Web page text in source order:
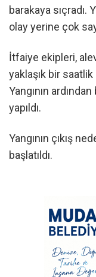
barakaya sıçradı.
olay yerine çok
İtfaiye ekipleri,
yaklaşık bir saatlik
Yangının
yapıldı.
Yangının çıkış
başlatıldı.